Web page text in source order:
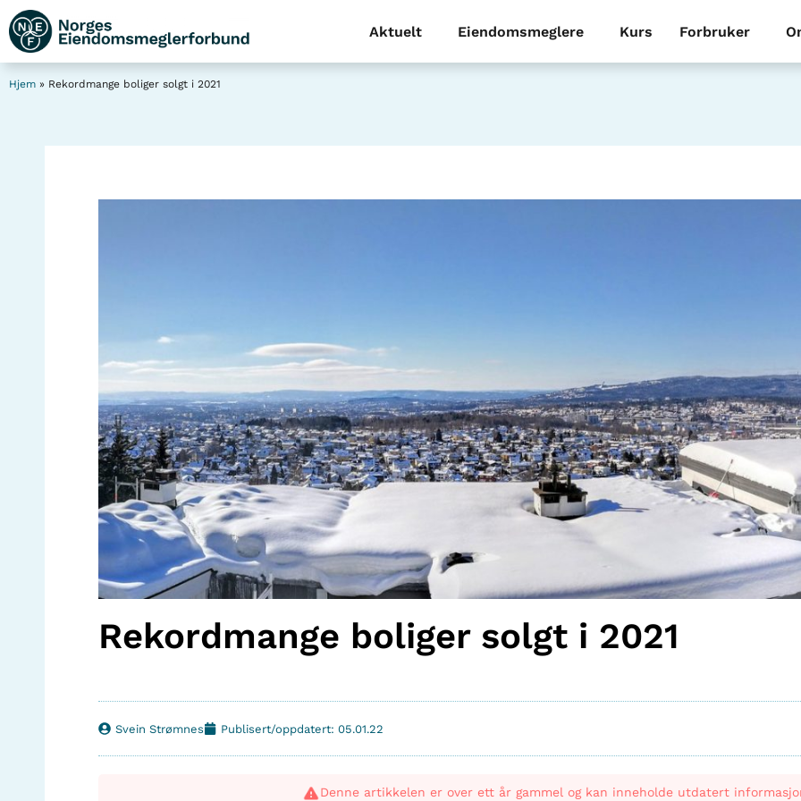
Aktuelt Eiendomsmeglere Kurs Forbruker
Hjem » Rekordmange boliger solgt i 2021
Rekordmange boliger solgt i 2021
Svein Strømnes Publisert/oppdatert: 05.01.22
Denne artikkelen er over ett år gammel og kan inneholde utdatert